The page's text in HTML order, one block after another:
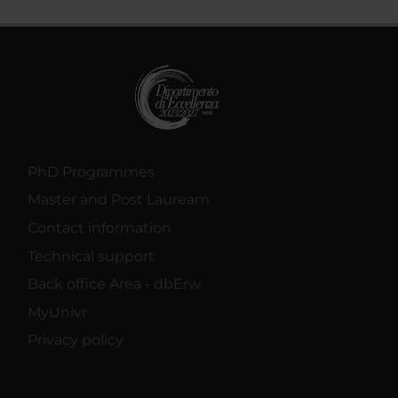
PhD Programmes
Master and Post Lauream
Contact information
Technical support
Back office Area - dbErw
MyUnivr
Privacy policy